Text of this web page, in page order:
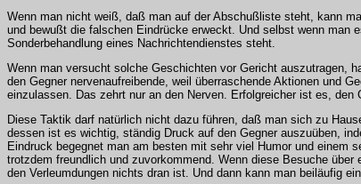
Wenn man nicht weiß, daß man auf der Abschußliste steht, kann
und bewußt die falschen Eindrücke erweckt. Und selbst wenn
Sonderbehandlung eines Nachrichtendienstes steht.
Wenn man versucht solche Geschichten vor Gericht auszutragen,
den Gegner nervenaufreibende, weil überraschende Aktionen und
einzulassen. Das zehrt nur an den Nerven. Erfolgreicher ist es,
Diese Taktik darf natürlich nicht dazu führen, daß man sich zu
dessen ist es wichtig, ständig Druck auf den Gegner auszuüben,
Eindruck begegnet man am besten mit sehr viel Humor und
trotzdem freundlich und zuvorkommend. Wenn diese Besuche
den Verleumdungen nichts dran ist. Und dann kann man beiläufig